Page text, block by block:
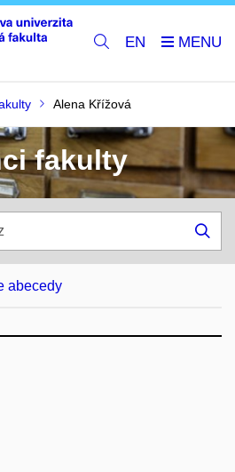
EN
Alena Křížová
fakulty
abecedy